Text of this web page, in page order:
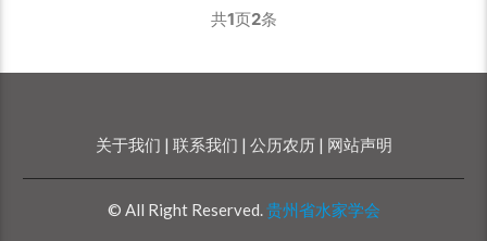
共1页2条
关于我们 | 联系我们 | 公历农历 | 网站声明
© All Right Reserved.贵州省水家学会